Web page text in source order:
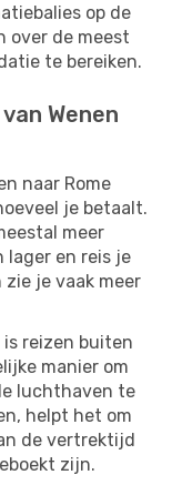
op de
over de meest
te bereiken.
Wenen
naar Rome
je betaalt.
meer
lager en reis je
je vaak meer
reizen buiten
manier om
luchthaven te
helpt het om
de vertrektijd
zijn.